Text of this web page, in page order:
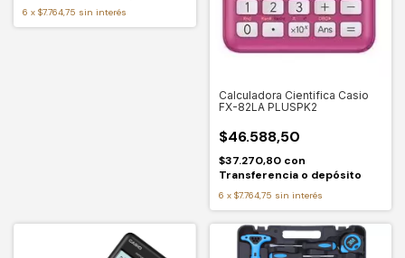
6 x $7.764,75 sin interés
Calculadora Cientifica Casio
FX-82LA PLUSPK2
$46.588,50
$37.270,80 con
Transferencia o depósito
6 x $7.764,75 sin interés